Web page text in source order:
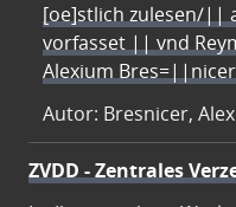
[oe]stlich zulesen/||
vorfasset || vnd
Alexium
Autor: Bresnicer,
ZVDD - Zentrales